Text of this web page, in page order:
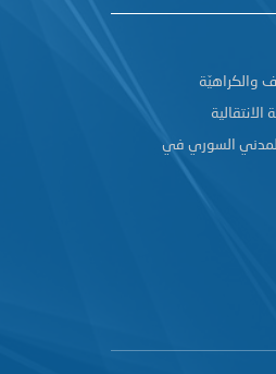
والكراهيّة
الانتقالية
السوري في